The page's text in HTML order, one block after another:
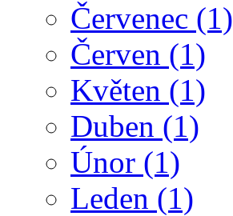
Červenec (1)
Červen (1)
Květen (1)
Duben (1)
Únor (1)
Leden (1)